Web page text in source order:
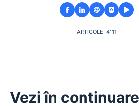
ARTICOLE: 4111
Vezi în continuare